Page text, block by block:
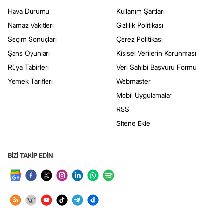
Hava Durumu
Namaz Vakitleri
Seçim Sonuçları
Şans Oyunları
Rüya Tabirleri
Yemek Tarifleri
Kullanım Şartları
Gizlilik Politikası
Çerez Politikası
Kişisel Verilerin Korunması
Veri Sahibi Başvuru Formu
Webmaster
Mobil Uygulamalar
RSS
Sitene Ekle
BİZİ TAKİP EDİN